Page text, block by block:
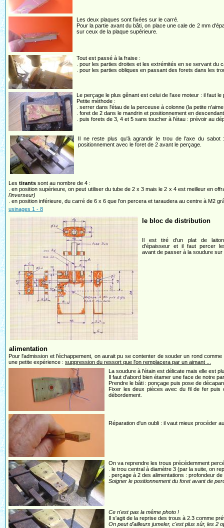
Les deux plaques sont fixées sur le carré.
Pour la partie avant du bâti, on place une cale de 2 mm
sur ceux de la plaque supérieure.
Tout est passé à la fraise :
. pour les parties droites et les extrémités en se servant du
. pour les parties obliques en passant des forets dans les
Le perçage le plus gênant est celui de l'axe moteur : il faut
Petite méthode :
. serrer dans l'étau de la perceuse à colonne (la petite
. foret de 2 dans le mandrin et positionnement en
. puis forets de 3, 4 et 5 sans toucher à l'étau : prévoir au
Il ne reste plus qu'à agrandir le trou de l'axe du sabot
positionnement avec le foret de 2 avant le perçage.
Les tirants sont au nombre de 4 :
. en position supérieure, on peut utiliser du tube de 2 x 3 mais le 2 x 4 est meilleur en
l'inverseur)
. en position inférieure, du carré de 6 x 6 que l'on percera et taraudera au centre à M2
usinages 1 - 8
le bloc de distribution
Il est tiré d'un plat de
d'épaisseur et il faut percer
avant de passer à la soudure sur
alimentation
Pour l'admission et l'échappement, on aurait pu se contenter de souder un rond
une petite expérience : suppression du ressort que l'on remplacera par un aimant ...
La soudure à l'étain est délicate mais elle est
Il faut d'abord bien étamer une face de notre
Prendre le bâti : ponçage puis pose de
Fixer les deux pièces avec du fil de fer puis
débordement.
Réparation d'un oubli : il vaut mieux procéder
On va reprendre les trous précédemment
. le trou central à diamètre 3 (par la suite, on
. perçage à 2 des alimentations : profondeur
Soigner le positionnement du foret avant de
Ce n'est pas la même photo !
Il s'agit de la reprise des trous à 2.3 comme
On peut d'ailleurs jumeler, c'est plus sûr, les 2